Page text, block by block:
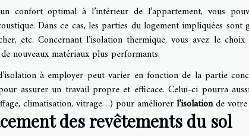
confort optimal à l’intérieur de l’appartement, vous
Dans ce cas, les parties du logement impliquées sont
etc. Concernant l’isolation thermique, vous avez le
nouveaux matériaux plus performants.
à employer peut varier en fonction de la partie
assurer un travail propre et efficace. Celui-ci pourra
climatisation, vitrage…) pour améliorerl’isolationde votre
des revêtements du sol